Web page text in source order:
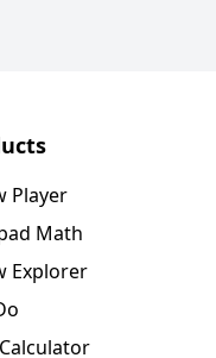
Player
Math
Explorer